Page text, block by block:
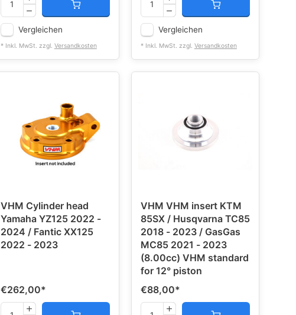
Vergleichen
* Inkl. MwSt. zzgl. Versandkosten
Vergleichen
* Inkl. MwSt. zzgl. Versandkosten
VHM Cylinder head
Yamaha YZ125 2022 -
2024 / Fantic XX125
2022 - 2023
€262,00*
VHM VHM insert KTM
85SX / Husqvarna TC85
2018 - 2023 / GasGas
MC85 2021 - 2023
(8.00cc) VHM standard
for 12° piston
€88,00*